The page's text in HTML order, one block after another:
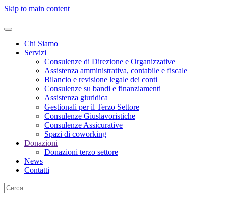
Skip to main content
Chi Siamo
Servizi
Consulenze di Direzione e Organizzative
Assistenza amministrativa, contabile e fiscale
Bilancio e revisione legale dei conti
Consulenze su bandi e finanziamenti
Assistenza giuridica
Gestionali per il Terzo Settore
Consulenze Giuslavoristiche
Consulenze Assicurative
Spazi di coworking
Donazioni
Donazioni terzo settore
News
Contatti